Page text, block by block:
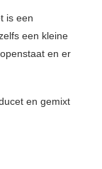
is een
een kleine
en er
en gemixt